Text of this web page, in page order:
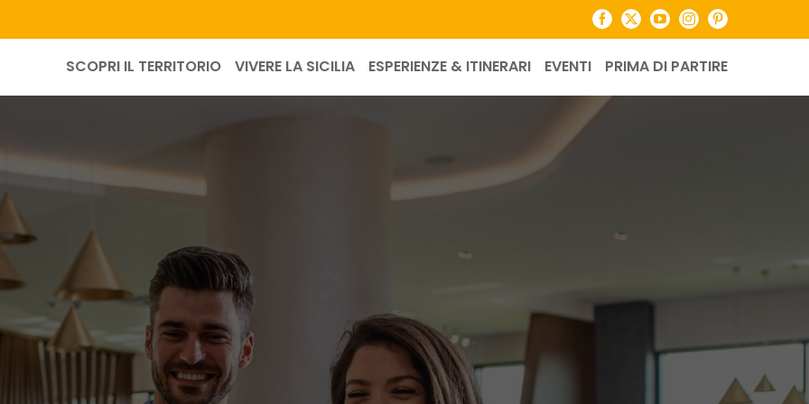
Facebook
X YouTubeInstagramPinterest
SCOPRI IL TERRITORIO VIVERE LA SICILIA ESPERIENZE & ITINERARI EVENTI PRIMA DI PARTIRE